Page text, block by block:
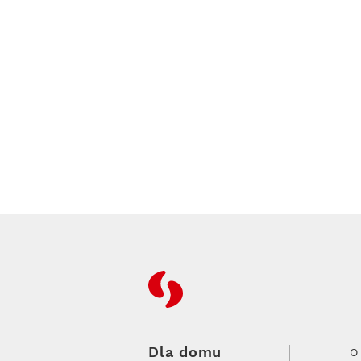
RFC
Dla domu